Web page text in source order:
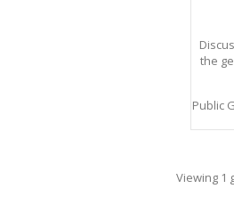
the
Public
Viewing 1